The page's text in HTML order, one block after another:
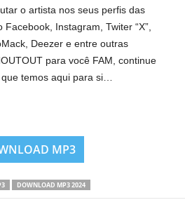
o artista nos seus perfis das
Instagram, Twiter “X”,
Deezer e entre outras
para você FAM, continue
temos aqui para si…
MP3
DOWNLOAD MP3 2024